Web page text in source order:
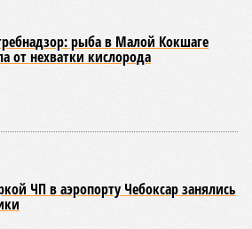
были незамедлительно отстранены
и направлены на
отметили, что оперативное
позволило избежать
инфекционных заболеваний
в оздоровительных
проводился лабораторный
и готовой продукции: из всех